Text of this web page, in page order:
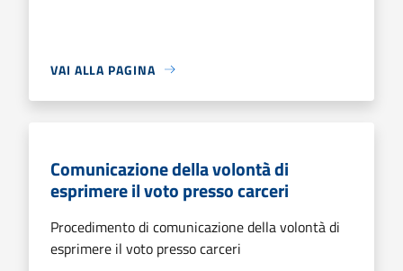
VAI ALLA PAGINA
Comunicazione della volontà di
esprimere il voto presso carceri
Procedimento di comunicazione della volontà di
esprimere il voto presso carceri